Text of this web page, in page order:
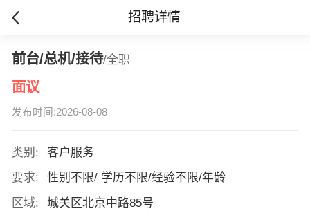
招聘详情
前台/总机/接待/全职
面议
发布时间:2026-08-08
类别:
客户服务
要求:
性别不限/ 学历不限/经验不限/年龄
区域:
城关区北京中路85号